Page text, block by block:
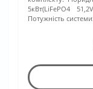
5кВт(LiFePO4
Потужність системи: